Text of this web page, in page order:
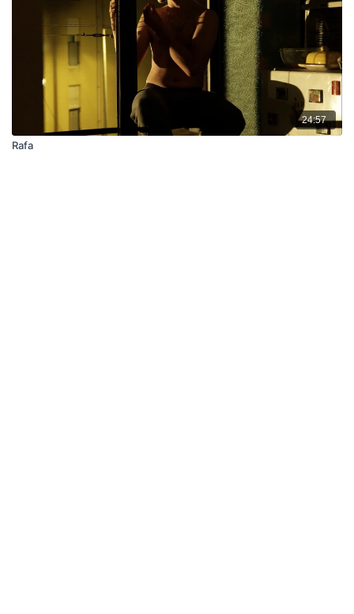
24:57
Rafa